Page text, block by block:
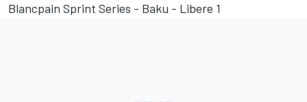
Blancpain Sprint Series - Baku - Libere 1